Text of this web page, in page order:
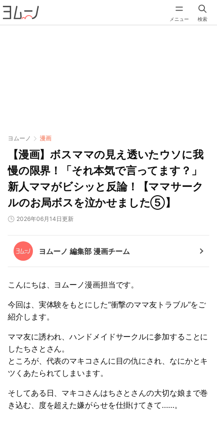
メニュー 検索
ヨムーノ 漫画
【漫画】ボスママの見え透いたウソに我
慢の限界！「それ本気で言ってます？」
新人ママがビシッと反論！【ママサーク
ルのお局ボスを泣かせました⑤】
2026年06月14日更新
ヨムーノ 編集部 漫画チーム
こんにちは、ヨムーノ漫画担当です。
今回は、実体験をもとにした“衝撃のママ友トラブル”をご
紹介します。
ママ友に誘われ、ハンドメイドサークルに参加することに
したちさとさん。
ところが、代表のマキコさんに目の仇にされ、なにかとキ
ツくあたられてしまいます。
そしてある日、マキコさんはちさとさんの大切な娘まで巻
き込む、度を超えた嫌がらせを仕掛けてきて……。